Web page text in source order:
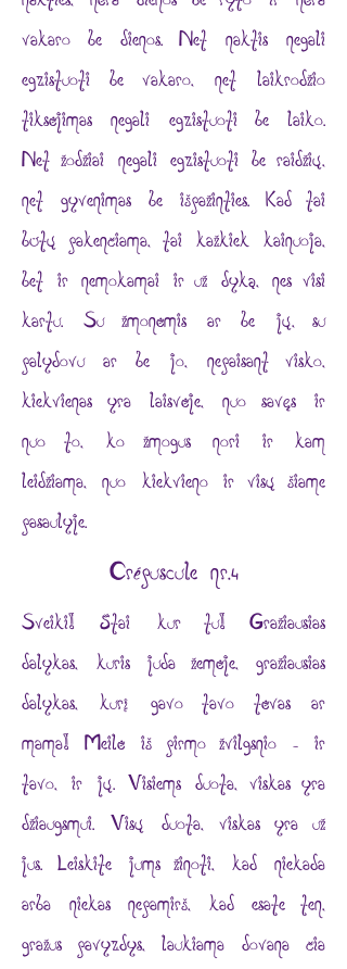
vakaro be dienos. Net naktis negali
egzistuoti be vakaro, net laikrodžio
tiksėjimas negali egzistuoti be laiko.
Net žodžiai negali egzistuoti be raidžių,
net gyvenimas be išpažinties. Kad tai
būtų pakenčiama, tai kažkiek kainuoja,
bet ir nemokamai ir už dyką, nes visi
kartu. Su žmonėmis ar be jų, su
palydovu ar be jo, nepaisant visko,
kiekvienas yra laisvėje, nuo savęs ir
nuo to, ko žmogus nori ir kam
leidžiama, nuo kiekvieno ir visų šiame
pasaulyje.
Crépuscule nr.4
Sveiki! Štai kur tu! Gražiausias
dalykas, kuris juda žemėje, gražiausias
dalykas, kurį gavo tavo tėvas ar
mama! Meilė iš pirmo žvilgsnio – ir
tavo, ir jų. Visiems duota, viskas yra
džiaugsmui. Visų duota, viskas yra už
jus. Leiskite jums žinoti, kad niekada
arba niekas nepamirš, kad esate ten,
gražus pavyzdys, laukiama dovana čia